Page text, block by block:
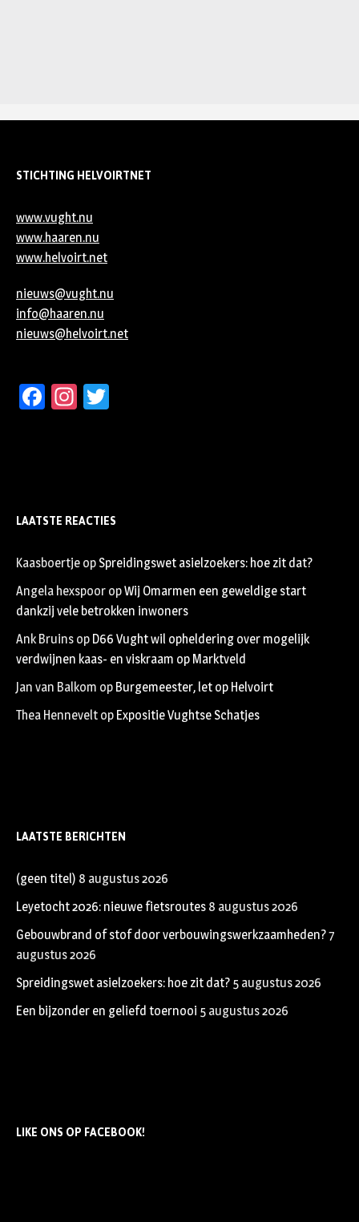
STICHTING HELVOIRTNET
www.vught.nu
www.haaren.nu
www.helvoirt.net
nieuws@vught.nu
info@haaren.nu
nieuws@helvoirt.net
Facebook
Instagram
LAATSTE REACTIES
Kaasboertje op Spreidingswet asielzoekers: hoe zit dat?
Angela hexspoor opWij Omarmen een geweldige start
dankzij vele betrokken inwoners
Ank Bruins op D66 Vught wil opheldering over mogelijk
verdwijnen kaas- en viskraam op Marktveld
Jan van Balkom op Burgemeester, let op Helvoirt
Thea Hennevelt op Expositie Vughtse Schatjes
LAATSTE BERICHTEN
(geen titel) 8 augustus 2026
Leyetocht 2026: nieuwe fietsroutes 8 augustus 2026
Gebouwbrand of stof door verbouwingswerkzaamheden?7
augustus 2026
Spreidingswet asielzoekers: hoe zit dat? 5 augustus 2026
Een bijzonder en geliefd toernooi 5 augustus 2026
LIKE ONS OP FACEBOOK!